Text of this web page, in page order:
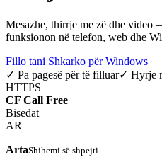
Mesazhe, thirrje me zë dhe video
funksionon në telefon, web dhe
Fillo tani Shkarko për Windows
✓ Pa pagesë për të filluar✓ Hyrje
HTTPS
CF Call Free
Bisedat
AR
ArtaShihemi së shpejti